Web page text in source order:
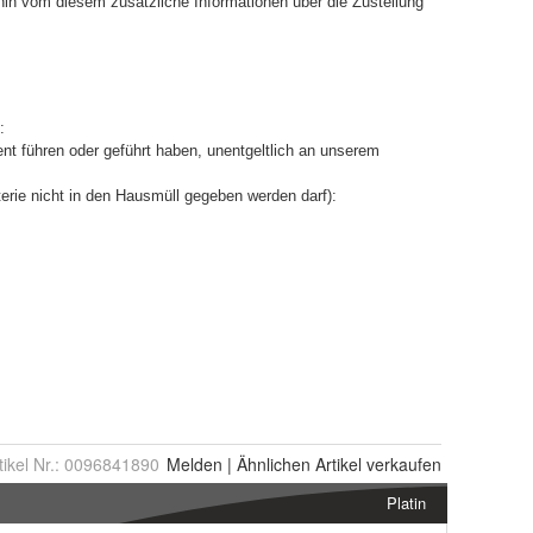
Nr.: 0096841890 Melden | Ähnlichen Artikel verkaufen
Platin